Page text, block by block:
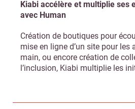
Kiabi accélère et multiplie ses
avec Human
Création de boutiques pour
mise en ligne d’un site pour les
main, ou encore création de
l’inclusion, Kiabi multiplie les
Recevoir